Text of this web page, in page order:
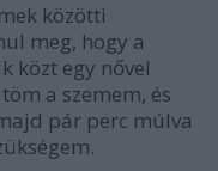
közötti
meg, hogy a
közt egy nővel
a szemem, és
pár perc múlva